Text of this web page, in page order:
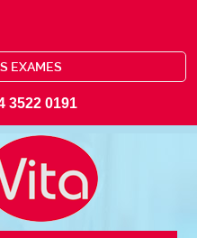
EXAMES
3522 0191